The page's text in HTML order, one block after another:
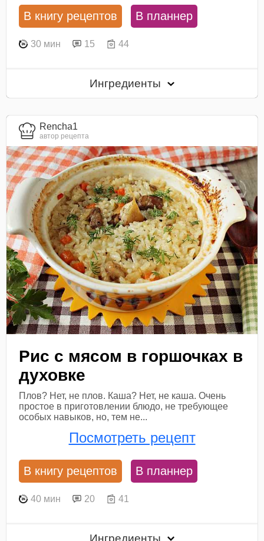
В книгу рецептов В планнер
30 мин 15 44
Ингредиенты
Rencha1
автор рецепта
Рис с мясом в горшочках в
духовке
Плов? Нет, не плов. Каша? Нет, не каша. Очень
простое в приготовлении блюдо, не требующее
особых навыков, но, тем не...
Посмотреть рецепт
В книгу рецептов В планнер
40 мин 20 41
Ингредиенты